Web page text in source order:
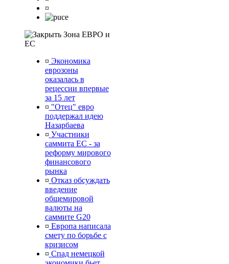
¤
Зона ЕВРО и
ЕС
¤ Экономика
еврозоны
оказалась в
рецессии впервые
за 15 лет
¤ "Отец" евро
поддержал идею
Назарбаева
¤ Участники
саммита ЕС - за
реформу мирового
финансового
рынка
¤ Отказ обсуждать
введение
общемировой
валюты на
саммите G20
¤ Европа написала
смету по борьбе с
кризисом
¤ Спад немецкой